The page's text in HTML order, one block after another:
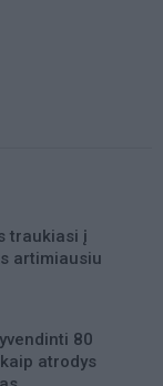
traukiasi į
artimiausiu
80
atrodys